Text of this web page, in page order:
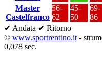
Master
Castelfranco
56-
62
45-
50
69-
86
✔ Andata ✔ Ritorno
© www.sportrentino.it -
0,078 sec.